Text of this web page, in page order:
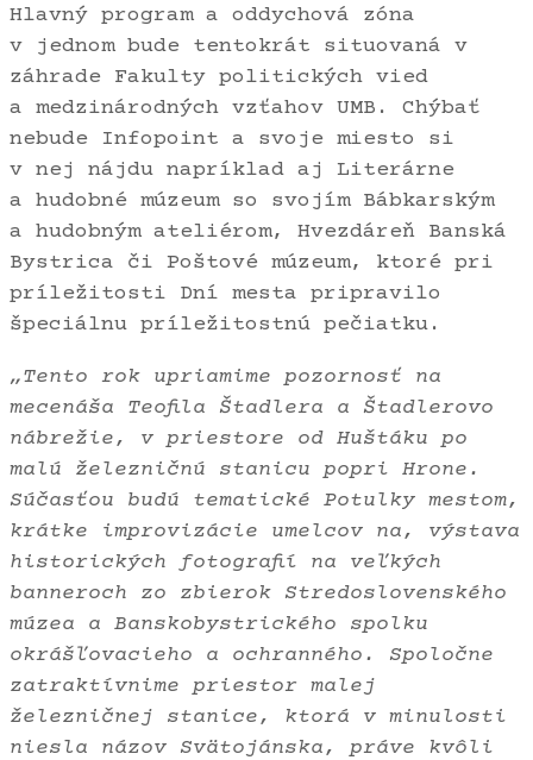
Hlavný program a oddychová zóna
v jednom bude tentokrát situovaná v
záhrade Fakulty politických vied
a medzinárodných vzťahov UMB. Chýbať
nebude Infopoint a svoje miesto si
v nej nájdu napríklad aj Literárne
a hudobné múzeum so svojím Bábkarským
a hudobným ateliérom, Hvezdáreň Banská
Bystrica či Poštové múzeum, ktoré pri
príležitosti Dní mesta pripravilo
špeciálnu príležitostnú pečiatku.
„Tento rok upriamime pozornosť na
mecenáša Teofila Štadlera a Štadlerovo
nábrežie, v priestore od Huštáku po
malú železničnú stanicu popri Hrone.
Súčasťou budú tematické Potulky mestom,
krátke improvizácie umelcov na, výstava
historických fotografií na veľkých
banneroch zo zbierok Stredoslovenského
múzea a Banskobystrického spolku
okrášľovacieho a ochranného. Spoločne
zatraktívnime priestor malej
železničnej stanice, ktorá v minulosti
niesla názov Svätojánska, práve kvôli